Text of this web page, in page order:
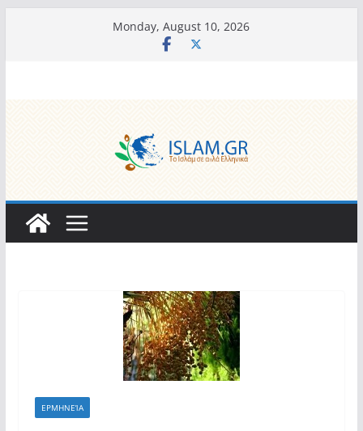
Monday, August 10, 2026
ΕΡΜΗΝΕΊΑ